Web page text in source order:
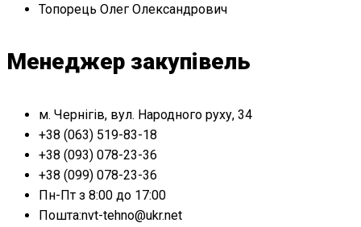
Топорець Олег Олександрович
Менеджер закупівель
м. Чернігів, вул. Народного руху, 34
+38 (063) 519-83-18
+38 (093) 078-23-36
+38 (099) 078-23-36
Пн-Пт з 8:00 до 17:00
Пошта:nvt-tehno@ukr.net